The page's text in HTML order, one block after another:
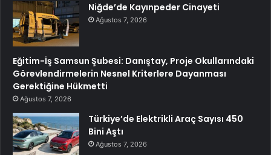
Niğde’de Kayınpeder Cinayeti
Ağustos 7, 2026
Eğitim-İş Samsun Şubesi: Danıştay, Proje Okullarındaki
Görevlendirmelerin Nesnel Kriterlere Dayanması
Gerektiğine Hükmetti
Ağustos 7, 2026
Türkiye’de Elektrikli Araç Sayısı 450
Bini Aştı
Ağustos 7, 2026